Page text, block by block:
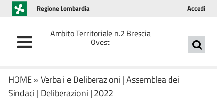
Regione Lombardia Accedi
Ambito Territoriale n.2 Brescia
Ovest
HOME »Verbali e Deliberazioni |Assemblea dei
Sindaci | Deliberazioni | 2022